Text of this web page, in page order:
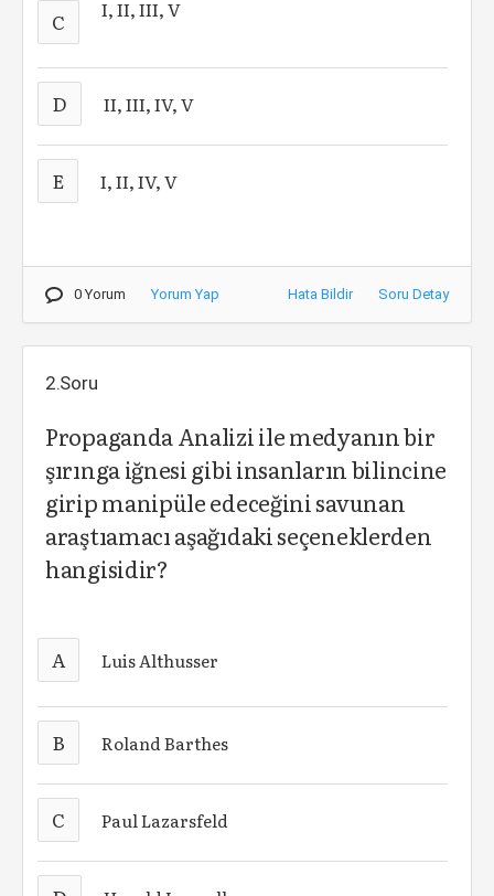
C I, II, III, V
D II, III, IV, V
E I, II, IV, V
0 Yorum Yorum Yap Hata Bildir Soru Detay
2.Soru
Propaganda Analizi ile medyanın bir
şırınga iğnesi gibi insanların bilincine
girip manipüle edeceğini savunan
araştıamacı aşağıdaki seçeneklerden
hangisidir?
A Luis Althusser
B Roland Barthes
C Paul Lazarsfeld